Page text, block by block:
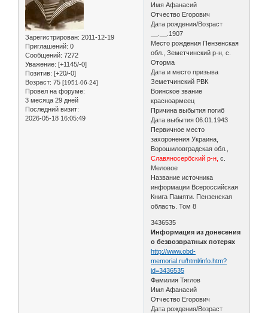
Зарегистрирован: 2011-12-19
Приглашений: 0
Сообщений: 7272
Уважение: [+1145/-0]
Позитив: [+20/-0]
Возраст: 75 [1951-06-24]
Провел на форуме:
3 месяца 29 дней
Последний визит:
2026-05-18 16:05:49
Имя Афанасий
Отчество Егорович
Дата рождения/Возраст
__.__.1907
Место рождения Пензенская
обл., Земетчинский р-н, с.
Оторма
Дата и место призыва
Земетчинский РВК
Воинское звание
красноармеец
Причина выбытия погиб
Дата выбытия 06.01.1943
Первичное место
захоронения Украина,
Ворошиловградская обл.,
Славяносербский р-н, с.
Меловое
Название источника
информации Всероссийская
Книга Памяти. Пензенская
область. Том 8
3436535
Информация из донесения
о безвозвратных потерях
http://www.obd-
memorial.ru/html/info.htm?
id=3436535
Фамилия Тяглов
Имя Афанасий
Отчество Егорович
Дата рождения/Возраст